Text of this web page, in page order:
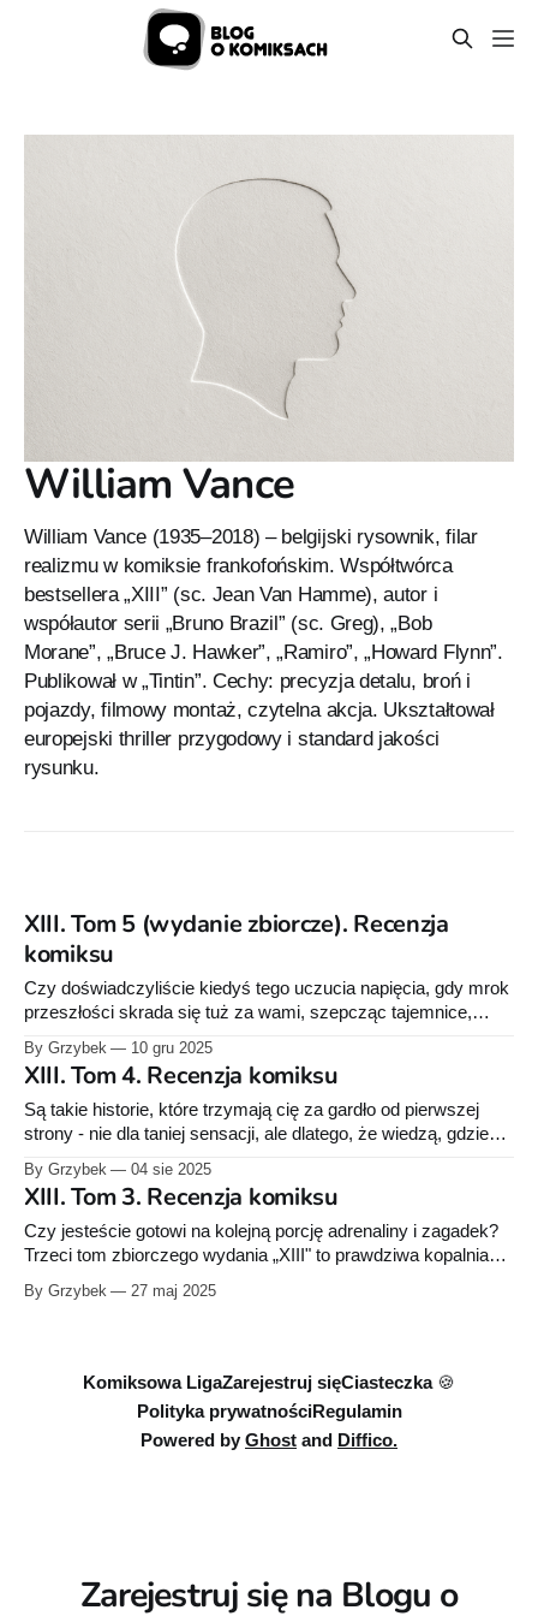
William Vance
William Vance (1935–2018) – belgijski rysownik, filar
realizmu w komiksie frankofońskim. Współtwórca
bestsellera „XIII” (sc. Jean Van Hamme), autor i
współautor serii „Bruno Brazil” (sc. Greg), „Bob
Morane”, „Bruce J. Hawker”, „Ramiro”, „Howard Flynn”.
Publikował w „Tintin”. Cechy: precyzja detalu, broń i
pojazdy, filmowy montaż, czytelna akcja. Ukształtował
europejski thriller przygodowy i standard jakości
rysunku.
XIII. Tom 5 (wydanie zbiorcze). Recenzja
komiksu
Czy doświadczyliście kiedyś tego uczucia napięcia, gdy mrok
przeszłości skrada się tuż za wami, szepcząc tajemnice,
których wolelibyście nie odkrywać? Szanowni czytelnicy, jeśli
seria „XIII” autorstwa Jeana Van Hamme’a zdążyła już
wciągnąć was w świat pełen intryg i zdrad, piąty tom zbiorczy,
wydany przez Egmont, będzie dla was niczym
By Grzybek 10 gru 2025
XIII. Tom 4. Recenzja komiksu
Są takie historie, które trzymają cię za gardło od pierwszej
strony - nie dla taniej sensacji, ale dlatego, że wiedzą, gdzie
uderzyć. „XIII” to seria, która nie pyta, czy jesteś gotów. Ona
po prostu wrzuca cię w sam środek paranoi. A czwarty tom
wydania zbiorczego, wydany przez Egmont, to jak wejście
By Grzybek 04 sie 2025
XIII. Tom 3. Recenzja komiksu
Czy jesteście gotowi na kolejną porcję adrenaliny i zagadek?
Trzeci tom zbiorczego wydania „XIII" to prawdziwa kopalnia
sensacji, gdzie każdy kadr i każde słowo skrywają więcej, niż
wydaje się na pierwszy rzut oka. Przygotujcie się na podróż,
By Grzybek 27 maj 2025
Komiksowa LigaZarejestruj sięCiasteczka 🍪
Polityka prywatnościRegulamin
Powered by Ghost and Diffico.
Zarejestruj się na Blogu o